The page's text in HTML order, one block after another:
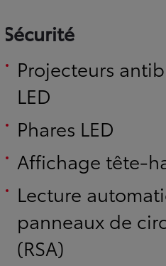
Sécurité
Projecteurs
LED
Phares LED
Affichage tête-
Lecture
panneaux de
(RSA)